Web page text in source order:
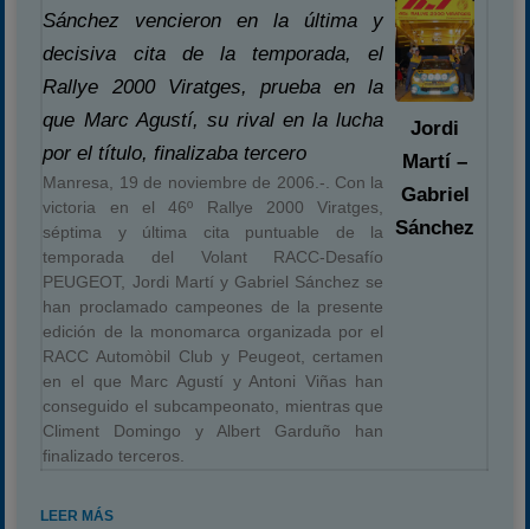
Sánchez vencieron en la última y
decisiva cita de la temporada, el
Rallye 2000 Viratges, prueba en la
que Marc Agustí, su rival en la lucha
por el título, finalizaba tercero
Manresa, 19 de noviembre de 2006.-. Con la
victoria en el 46º Rallye 2000 Viratges,
séptima y última cita puntuable de la
temporada del Volant RACC-Desafío
PEUGEOT, Jordi Martí y Gabriel Sánchez se
han proclamado campeones de la presente
edición de la monomarca organizada por el
RACC Automòbil Club y Peugeot, certamen
en el que Marc Agustí y Antoni Viñas han
conseguido el subcampeonato, mientras que
Climent Domingo y Albert Garduño han
finalizado terceros.
Jordi
Martí –
Gabriel
Sánchez
LEER MÁS